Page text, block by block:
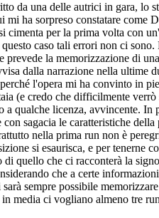
da una delle autrici in gara,
ha sorpreso constatare
per la prima volta con
caso tali errori non ci
la memorizzazione di
dalla narrazione nella ultime
l'opera mi ha convinto in
(e credo che difficilmente
qualche licenza, avvincente.
sagacia le caratteristiche
nella prima run non è
si esaurisca, e per tenerne
quello che ci racconterà la
che a certe
sempre possibile
media ci vogliano almeno tre